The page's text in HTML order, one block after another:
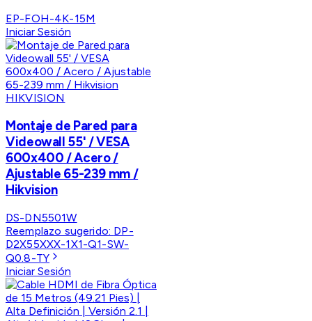
EP-FOH-4K-15M
Iniciar Sesión
HIKVISION
Montaje de Pared para
Videowall 55' / VESA
600x400 / Acero /
Ajustable 65-239 mm /
Hikvision
DS-DN5501W
Reemplazo sugerido: DP-
D2X55XXX-1X1-Q1-SW-
Q0.8-TY
Iniciar Sesión